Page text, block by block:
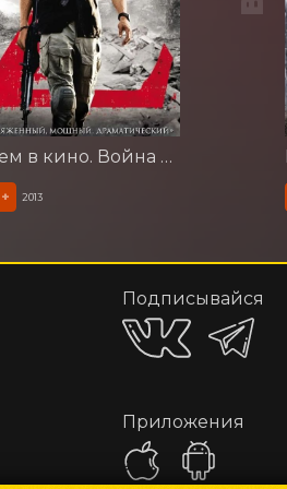
Идем в кино. Война миров Z
+ 2013
Подписывайся
Приложения